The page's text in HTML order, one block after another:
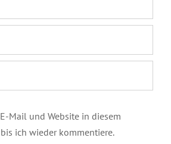
Mail und Website in diesem
ich wieder kommentiere.